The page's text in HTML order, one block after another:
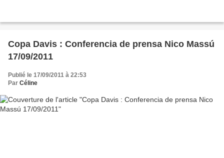
Copa Davis : Conferencia de prensa Nico Massú
17/09/2011
Publié le 17/09/2011 à 22:53
Par Céline